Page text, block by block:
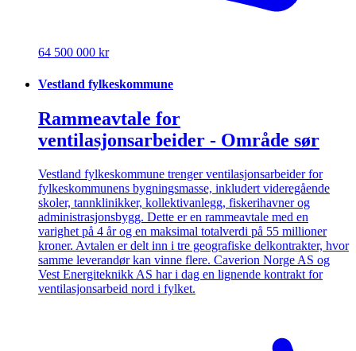
64 500 000 kr
Vestland fylkeskommune
Rammeavtale for
ventilasjonsarbeider - Område sør
Vestland fylkeskommune trenger ventilasjonsarbeider for
fylkeskommunens bygningsmasse, inkludert videregående
skoler, tannklinikker, kollektivanlegg, fiskerihavner og
administrasjonsbygg. Dette er en rammeavtale med en
varighet på 4 år og en maksimal totalverdi på 55 millioner
kroner. Avtalen er delt inn i tre geografiske delkontrakter, hvor
samme leverandør kan vinne flere. Caverion Norge AS og
Vest Energiteknikk AS har i dag en lignende kontrakt for
ventilasjonsarbeid nord i fylket.